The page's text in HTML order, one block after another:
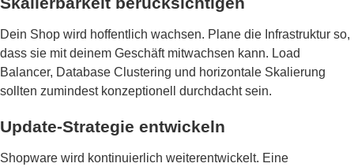
Dein Shop wird hoffentlich wachsen. Plane die Infrastruktur so,
dass sie mit deinem Geschäft mitwachsen kann. Load
Balancer, Database Clustering und horizontale Skalierung
sollten zumindest konzeptionell durchdacht sein.
Update-Strategie entwickeln
Shopware wird kontinuierlich weiterentwickelt. Eine